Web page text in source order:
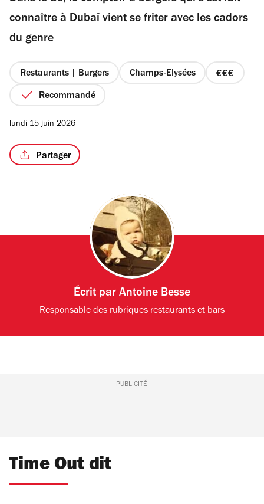
étoiles
connaître à Dubaï vient se friter avec les cadors
du genre
Restaurants | Burgers Champs-Elysées
prix
Recommandé
lundi 15 juin 2026
Partager
Écrit par Antoine Besse
Responsable des rubriques restaurants et bars
PUBLICITÉ
Time Out dit